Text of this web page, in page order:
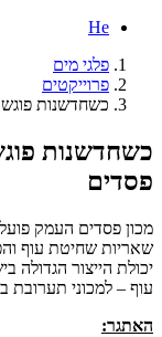
He
פלגי מים
פרוייקטים
כשחדשנות
כשחדשנות
פסדים
שאריות שחיטת עוף
יכולת הייצור הגדולה
עוף – למכוני תערובת
האתגר: